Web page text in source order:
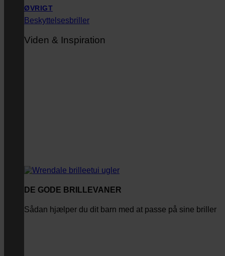
ØVRIGT
Beskyttelsesbriller
Viden & Inspiration
DE GODE BRILLEVANER
Sådan hjælper du dit barn med at passe på sine briller